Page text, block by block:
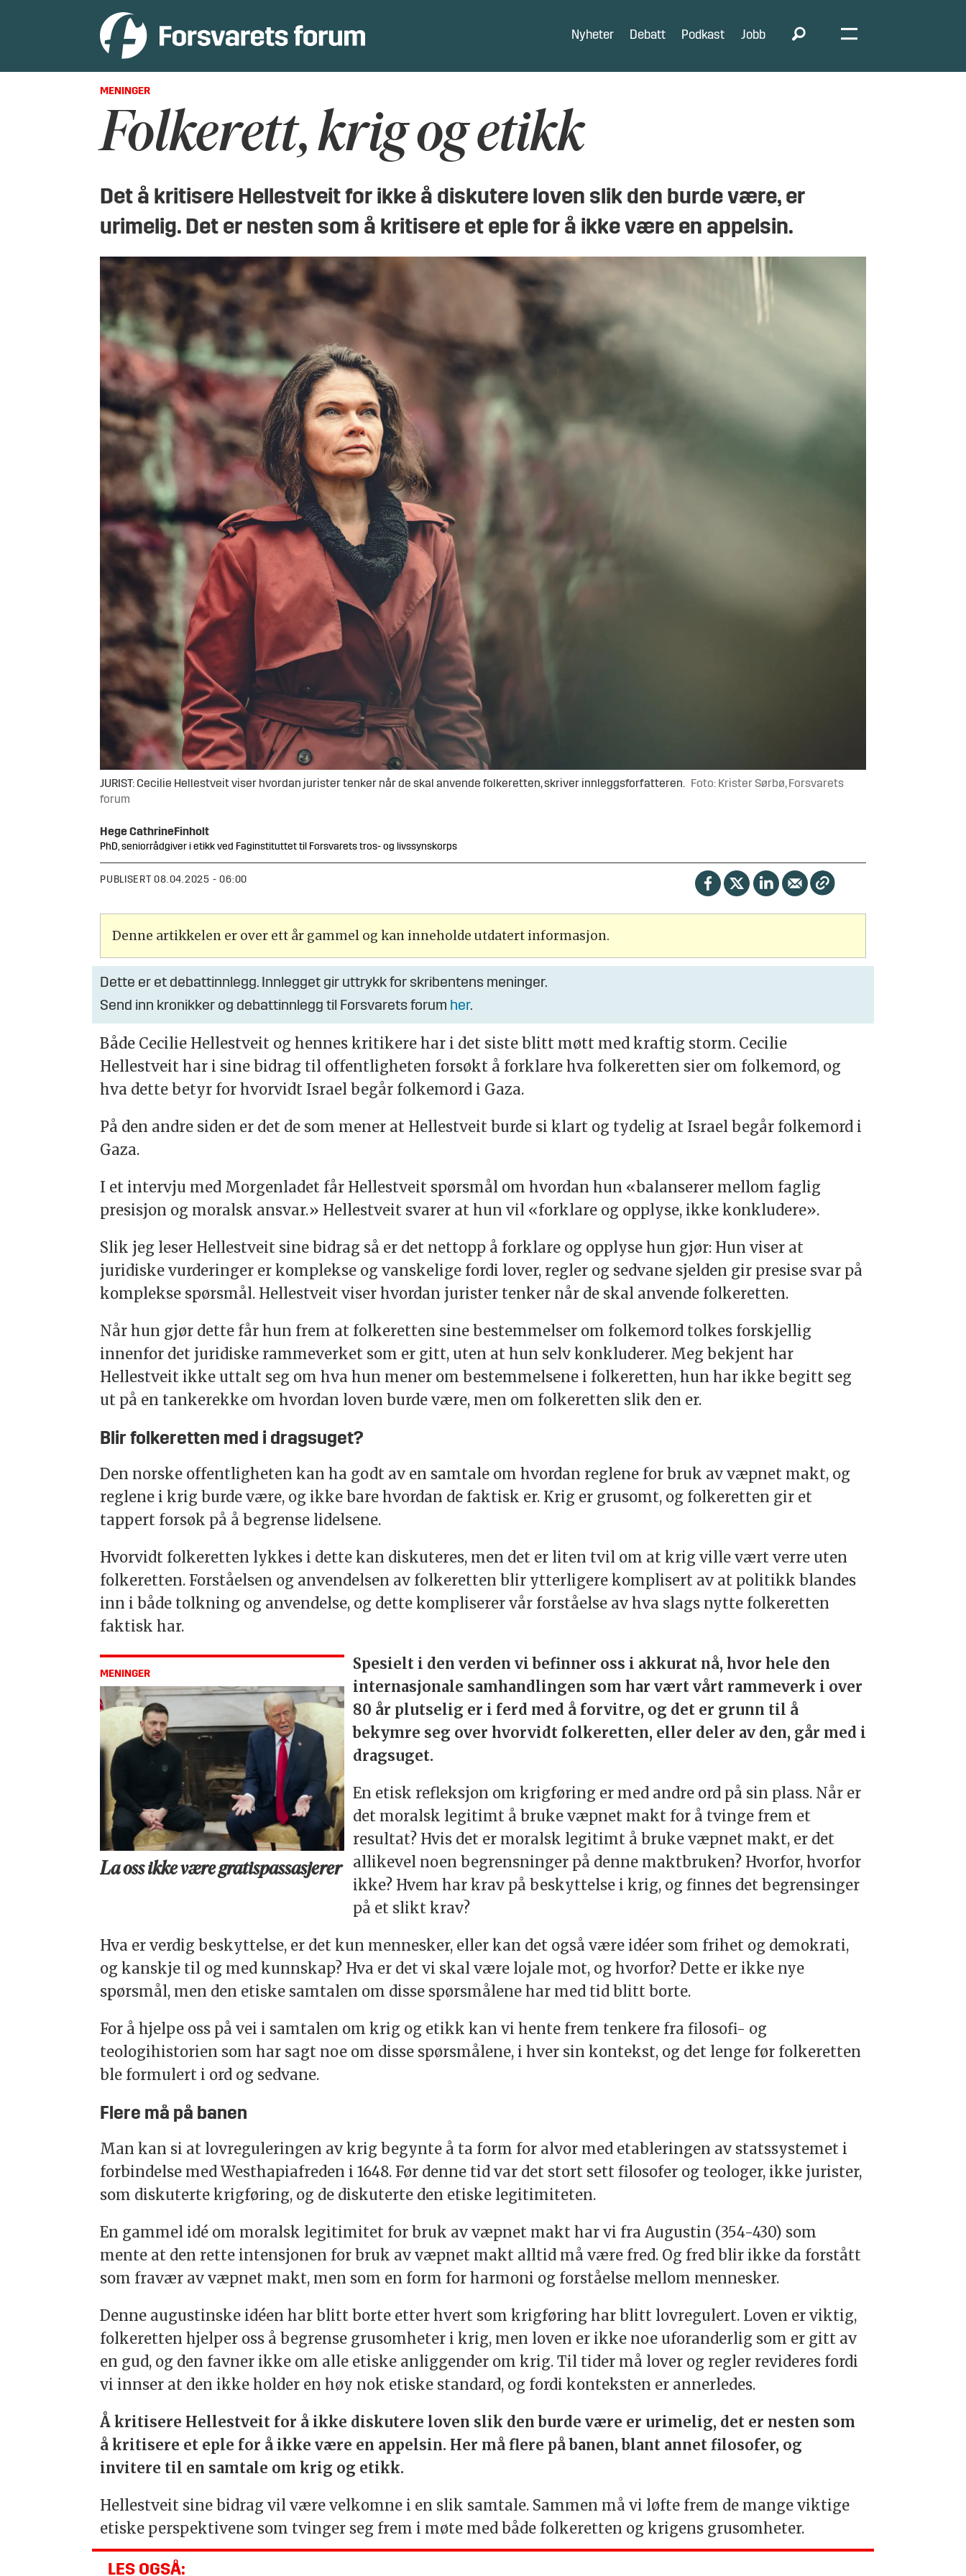
Nyheter Debatt Podkast Jobb
MENINGER
Folkerett, krig og etikk
Det å kritisere Hellestveit for ikke å diskutere loven slik den burde være, er
urimelig. Det er nesten som å kritisere et eple for å ikke være en appelsin.
JURIST: Cecilie Hellestveit viser hvordan jurister tenker når de skal anvende folkeretten, skriver innleggsforfatteren.
Foto: Krister Sørbø, Forsvarets
forum
Hege CathrineFinholt
PhD, seniorrådgiver i etikk ved Faginstituttet til Forsvarets tros- og livssynskorps
PUBLISERT 08.04.2025 - 06:00
Denne artikkelen er over ett år gammel og kan inneholde utdatert informasjon.
Dette er et debattinnlegg. Innlegget gir uttrykk for skribentens meninger.
Send inn kronikker og debattinnlegg til Forsvarets forum her.
Både Cecilie Hellestveit og hennes kritikere har i det siste blitt møtt med kraftig storm. Cecilie
Hellestveit har i sine bidrag til offentligheten forsøkt å forklare hva folkeretten sier om folkemord, og
hva dette betyr for hvorvidt Israel begår folkemord i Gaza.
På den andre siden er det de som mener at Hellestveit burde si klart og tydelig at Israel begår folkemord i
Gaza.
I et intervju med Morgenladet får Hellestveit spørsmål om hvordan hun «balanserer mellom faglig
presisjon og moralsk ansvar.» Hellestveit svarer at hun vil «forklare og opplyse, ikke konkludere».
Slik jeg leser Hellestveit sine bidrag så er det nettopp å forklare og opplyse hun gjør: Hun viser at
juridiske vurderinger er komplekse og vanskelige fordi lover, regler og sedvane sjelden gir presise svar på
komplekse spørsmål. Hellestveit viser hvordan jurister tenker når de skal anvende folkeretten.
Når hun gjør dette får hun frem at folkeretten sine bestemmelser om folkemord tolkes forskjellig
innenfor det juridiske rammeverket som er gitt, uten at hun selv konkluderer. Meg bekjent har
Hellestveit ikke uttalt seg om hva hun mener om bestemmelsene i folkeretten, hun har ikke begitt seg
ut på en tankerekke om hvordan loven burde være, men om folkeretten slik den er.
Blir folkeretten med i dragsuget?
Den norske offentligheten kan ha godt av en samtale om hvordan reglene for bruk av væpnet makt, og
reglene i krig burde være, og ikke bare hvordan de faktisk er. Krig er grusomt, og folkeretten gir et
tappert forsøk på å begrense lidelsene.
Hvorvidt folkeretten lykkes i dette kan diskuteres, men det er liten tvil om at krig ville vært verre uten
folkeretten. Forståelsen og anvendelsen av folkeretten blir ytterligere komplisert av at politikk blandes
inn i både tolkning og anvendelse, og dette kompliserer vår forståelse av hva slags nytte folkeretten
faktisk har.
MENINGER
La oss ikke være gratispassasjerer
Spesielt i den verden vi befinner oss i akkurat nå, hvor hele den
internasjonale samhandlingen som har vært vårt rammeverk i over
80 år plutselig er i ferd med å forvitre, og det er grunn til å
bekymre seg over hvorvidt folkeretten, eller deler av den, går med i
dragsuget.
En etisk refleksjon om krigføring er med andre ord på sin plass. Når er
det moralsk legitimt å bruke væpnet makt for å tvinge frem et
resultat? Hvis det er moralsk legitimt å bruke væpnet makt, er det
allikevel noen begrensninger på denne maktbruken? Hvorfor, hvorfor
ikke? Hvem har krav på beskyttelse i krig, og finnes det begrensinger
på et slikt krav?
Hva er verdig beskyttelse, er det kun mennesker, eller kan det også være idéer som frihet og demokrati,
og kanskje til og med kunnskap? Hva er det vi skal være lojale mot, og hvorfor? Dette er ikke nye
spørsmål, men den etiske samtalen om disse spørsmålene har med tid blitt borte.
For å hjelpe oss på vei i samtalen om krig og etikk kan vi hente frem tenkere fra filosofi- og
teologihistorien som har sagt noe om disse spørsmålene, i hver sin kontekst, og det lenge før folkeretten
ble formulert i ord og sedvane.
Flere må på banen
Man kan si at lovreguleringen av krig begynte å ta form for alvor med etableringen av statssystemet i
forbindelse med Westhapiafreden i 1648. Før denne tid var det stort sett filosofer og teologer, ikke jurister,
som diskuterte krigføring, og de diskuterte den etiske legitimiteten.
En gammel idé om moralsk legitimitet for bruk av væpnet makt har vi fra Augustin (354-430) som
mente at den rette intensjonen for bruk av væpnet makt alltid må være fred. Og fred blir ikke da forstått
som fravær av væpnet makt, men som en form for harmoni og forståelse mellom mennesker.
Denne augustinske idéen har blitt borte etter hvert som krigføring har blitt lovregulert. Loven er viktig,
folkeretten hjelper oss å begrense grusomheter i krig, men loven er ikke noe uforanderlig som er gitt av
en gud, og den favner ikke om alle etiske anliggender om krig. Til tider må lover og regler revideres fordi
vi innser at den ikke holder en høy nok etiske standard, og fordi konteksten er annerledes.
Å kritisere Hellestveit for å ikke diskutere loven slik den burde være er urimelig, det er nesten som
å kritisere et eple for å ikke være en appelsin. Her må flere på banen, blant annet filosofer, og
invitere til en samtale om krig og etikk.
Hellestveit sine bidrag vil være velkomne i en slik samtale. Sammen må vi løfte frem de mange viktige
etiske perspektivene som tvinger seg frem i møte med både folkeretten og krigens grusomheter.
LES OGSÅ: